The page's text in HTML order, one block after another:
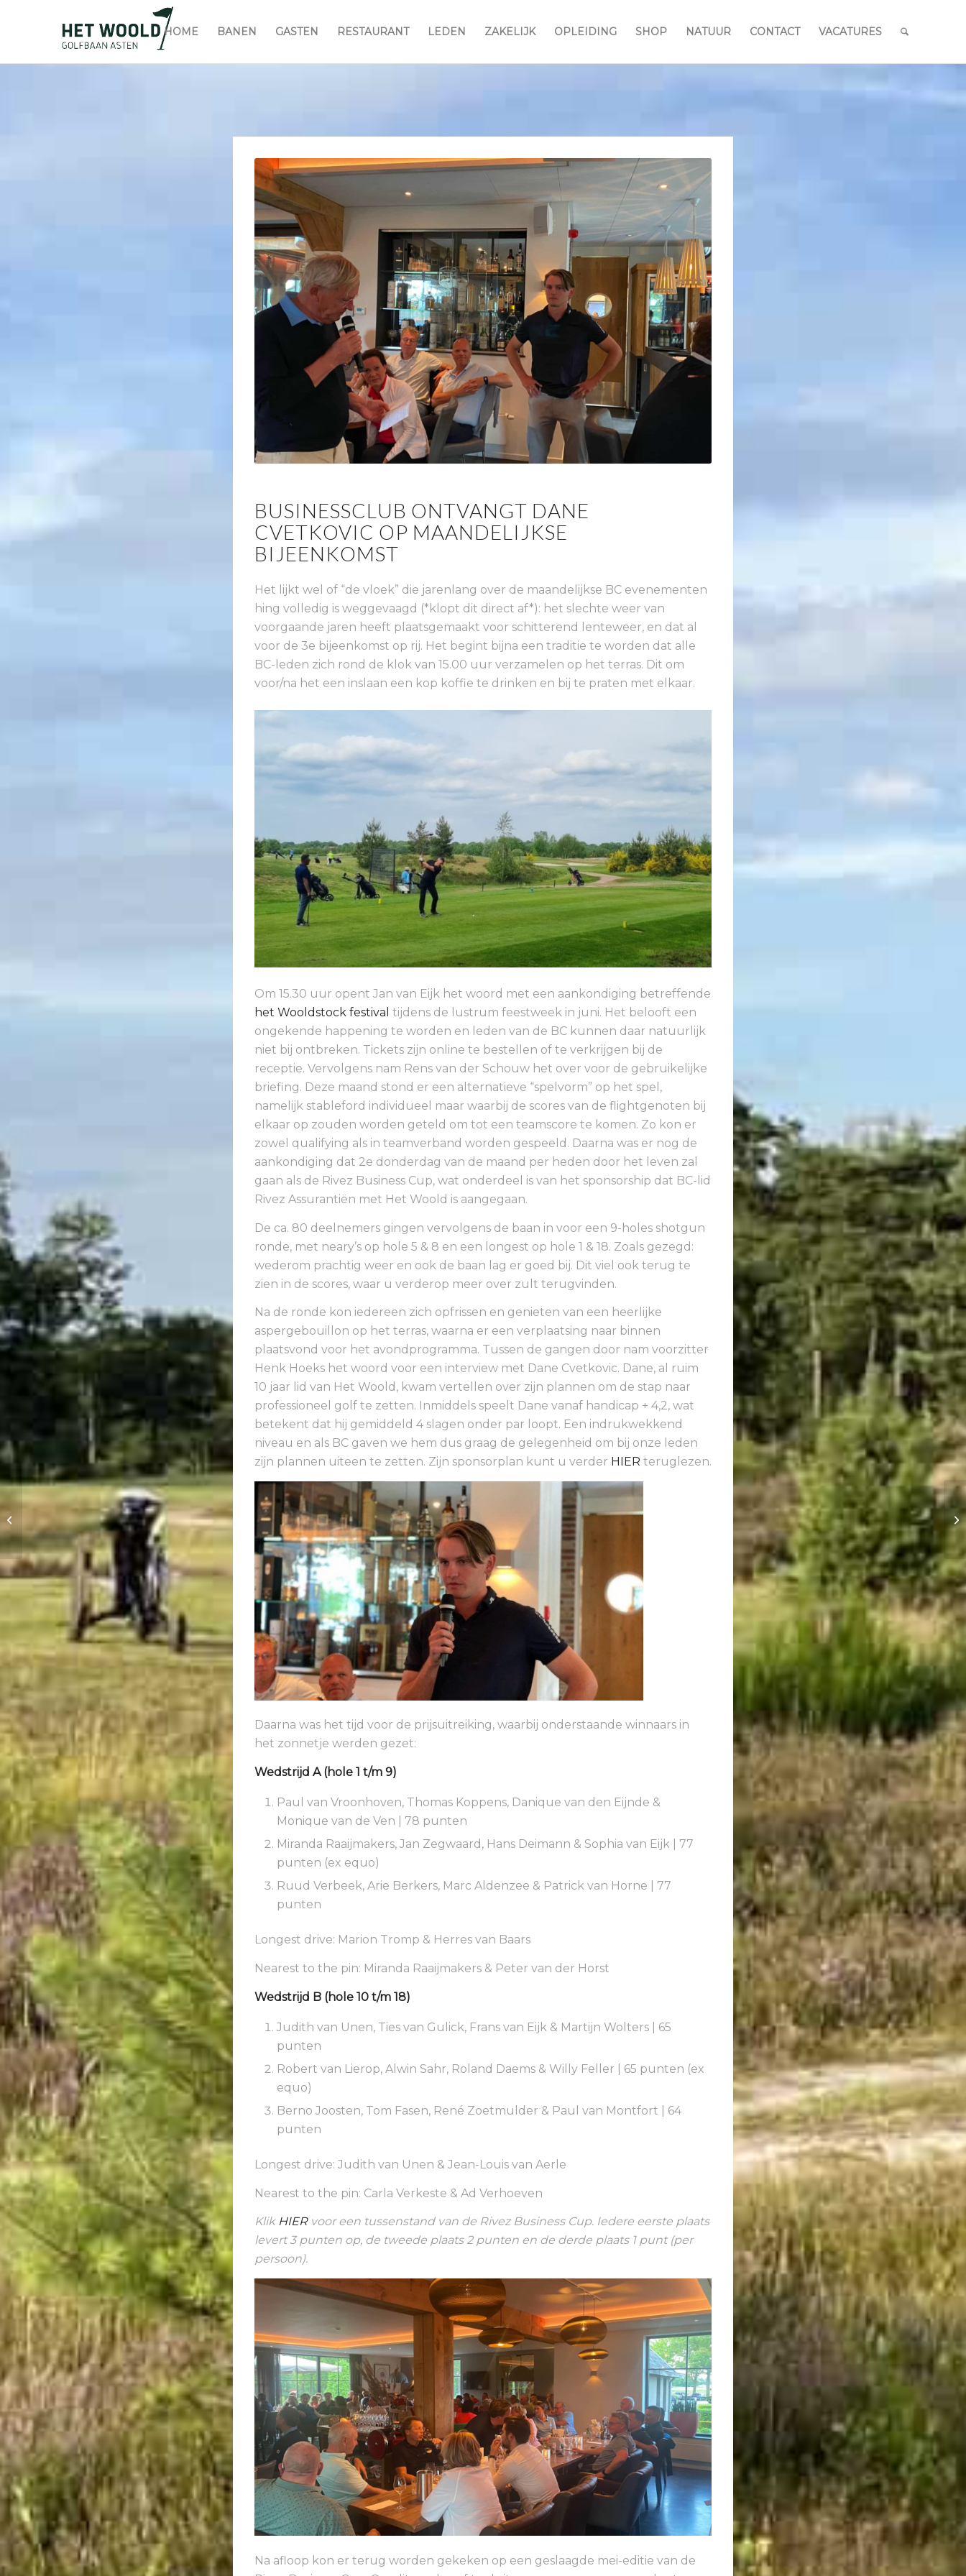
HOME BANEN GASTEN RESTAURANT LEDEN ZAKELIJK OPLEIDING SHOP NATUUR CONTACT VACATURES
BUSINESSCLUB ONTVANGT DANE
CVETKOVIC OP MAANDELIJKSE
BIJEENKOMST
Het lijkt wel of “de vloek” die jarenlang over de maandelijkse BC evenementen
hing volledig is weggevaagd (*klopt dit direct af*): het slechte weer van
voorgaande jaren heeft plaatsgemaakt voor schitterend lenteweer, en dat al
voor de 3e bijeenkomst op rij. Het begint bijna een traditie te worden dat alle
BC-leden zich rond de klok van 15.00 uur verzamelen op het terras. Dit om
voor/na het een inslaan een kop koffie te drinken en bij te praten met elkaar.
Om 15.30 uur opent Jan van Eijk het woord met een aankondiging betreffende
het Wooldstock festival tijdens de lustrum feestweek in juni. Het belooft een
ongekende happening te worden en leden van de BC kunnen daar natuurlijk
niet bij ontbreken. Tickets zijn online te bestellen of te verkrijgen bij de
receptie. Vervolgens nam Rens van der Schouw het over voor de gebruikelijke
briefing. Deze maand stond er een alternatieve “spelvorm” op het spel,
namelijk stableford individueel maar waarbij de scores van de flightgenoten bij
elkaar op zouden worden geteld om tot een teamscore te komen. Zo kon er
zowel qualifying als in teamverband worden gespeeld. Daarna was er nog de
aankondiging dat 2e donderdag van de maand per heden door het leven zal
gaan als de Rivez Business Cup, wat onderdeel is van het sponsorship dat BC-lid
Rivez Assurantiën met Het Woold is aangegaan.
De ca. 80 deelnemers gingen vervolgens de baan in voor een 9-holes shotgun
ronde, met neary’s op hole 5 & 8 en een longest op hole 1 & 18. Zoals gezegd:
wederom prachtig weer en ook de baan lag er goed bij. Dit viel ook terug te
zien in de scores, waar u verderop meer over zult terugvinden.
Na de ronde kon iedereen zich opfrissen en genieten van een heerlijke
aspergebouillon op het terras, waarna er een verplaatsing naar binnen
plaatsvond voor het avondprogramma. Tussen de gangen door nam voorzitter
Henk Hoeks het woord voor een interview met Dane Cvetkovic. Dane, al ruim
10 jaar lid van Het Woold, kwam vertellen over zijn plannen om de stap naar
professioneel golf te zetten. Inmiddels speelt Dane vanaf handicap + 4,2, wat
betekent dat hij gemiddeld 4 slagen onder par loopt. Een indrukwekkend
niveau en als BC gaven we hem dus graag de gelegenheid om bij onze leden
zijn plannen uiteen te zetten. Zijn sponsorplan kunt u verder HIER teruglezen.
Daarna was het tijd voor de prijsuitreiking, waarbij onderstaande winnaars in
het zonnetje werden gezet:
Wedstrijd A (hole 1 t/m 9)
Paul van Vroonhoven, Thomas Koppens, Danique van den Eijnde &
Monique van de Ven | 78 punten
Miranda Raaijmakers, Jan Zegwaard, Hans Deimann & Sophia van Eijk | 77
punten (ex equo)
Ruud Verbeek, Arie Berkers, Marc Aldenzee & Patrick van Horne | 77
punten
Longest drive: Marion Tromp & Herres van Baars
Nearest to the pin: Miranda Raaijmakers & Peter van der Horst
Wedstrijd B (hole 10 t/m 18)
Judith van Unen, Ties van Gulick, Frans van Eijk & Martijn Wolters | 65
punten
Robert van Lierop, Alwin Sahr, Roland Daems & Willy Feller | 65 punten (ex
equo)
Berno Joosten, Tom Fasen, René Zoetmulder & Paul van Montfort | 64
punten
Longest drive: Judith van Unen & Jean-Louis van Aerle
Nearest to the pin: Carla Verkeste & Ad Verhoeven
Klik HIERvoor een tussenstand van de Rivez Business Cup. Iedere eerste plaats
levert 3 punten op, de tweede plaats 2 punten en de derde plaats 1 punt (per
persoon).
Na afloop kon er terug worden gekeken op een geslaagde mei-editie van de
Wint u op zaterdag 4
handicartbokaal van
Het Woold?